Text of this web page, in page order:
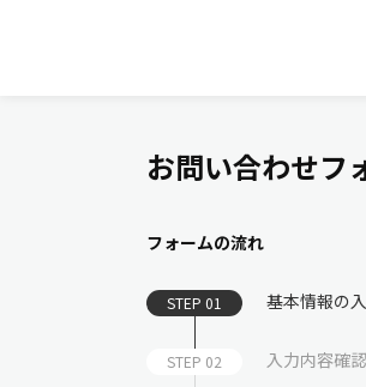
お問い合わせフ
フォームの流れ
STEP 01 基本情報の
STEP 02 入力内容確認